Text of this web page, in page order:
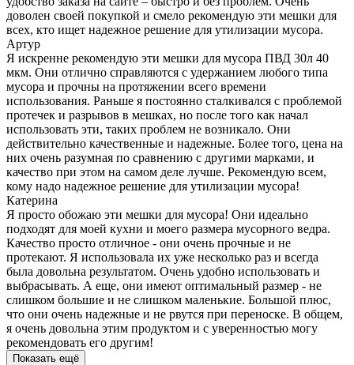
доволен своей покупкой и смело рекомендую эти мешки для
всех, кто ищет надежное решение для утилизации мусора.
Артур
Я искренне рекомендую эти мешки для мусора ПВД 30л 40
мкм. Они отлично справляются с удержанием любого типа
мусора и прочны на протяжении всего времени
использования. Раньше я постоянно сталкивался с проблемой
протечек и разрывов в мешках, но после того как начал
использовать эти, таких проблем не возникало. Они
действительно качественные и надежные. Более того, цена на
них очень разумная по сравнению с другими марками, и
качество при этом на самом деле лучше. Рекомендую всем,
кому надо надежное решение для утилизации мусора!
Катерина
Я просто обожаю эти мешки для мусора! Они идеально
подходят для моей кухни и моего размера мусорного ведра.
Качество просто отличное - они очень прочные и не
протекают. Я использовала их уже несколько раз и всегда
была довольна результатом. Очень удобно использовать и
выбрасывать. А еще, они имеют оптимальный размер - не
слишком большие и не слишком маленькие. Большой плюс,
что они очень надежные и не рвутся при переноске. В общем,
я очень довольна этим продуктом и с уверенностью могу
рекомендовать его другим!
Показать ещё